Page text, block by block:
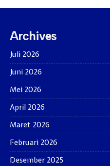
Archives
Juli 2026
Juni 2026
Mei 2026
April 2026
Maret 2026
Februari 2026
Desember 2025